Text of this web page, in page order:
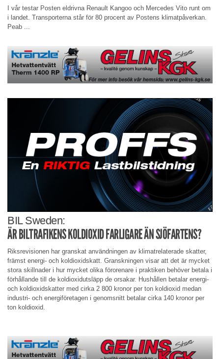
I vår testar Posten eldrivna Renault Kangoo och Mercedes Vito runt om
i landet. Transporterna står för 80 procent av Postens klimatpåverkan.
Peab ...
BIL Sweden:
ÄR BILTRAFIKENS KOLDIOXID FARLIGARE ÄN SJÖFARTENS?
Riksrevisionen har granskat användningen av klimatrelaterade skatter,
främst energi- och koldioxidskatt. Granskningen visar att det är mycket
stora skillnader i hur mycket olika förorenare i praktiken behöver betala i
förhållande till de koldioxidutsläpp de orsakar. Hushållen betalar energi-
och koldioxidskatter med cirka 2 800 kronor per ton koldioxid medan
industri- och energiföretagen i genomsnitt betalar cirka 140 kronor per
ton koldioxid.